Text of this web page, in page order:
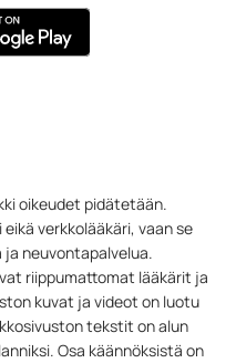
oikeudet pidätetään.
verkkolääkäri, vaan se
neuvontapalvelua.
riippumattomat lääkärit ja
kuvat ja videot on luotu
tekstit on alun
Osa käännöksistä on